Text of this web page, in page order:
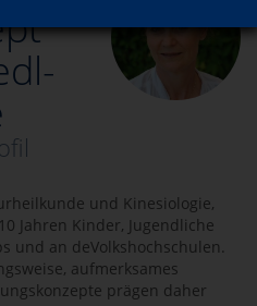
und Kinesiologie,
Jahren Kinder, Jugendliche
und an deVolkshochschulen.
aufmerksames
prägen daher